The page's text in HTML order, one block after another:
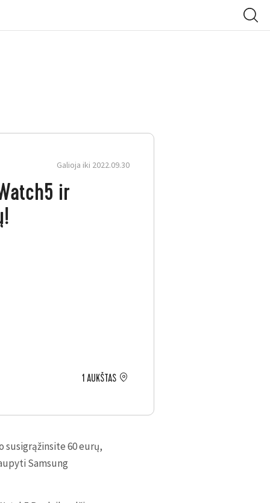
Galioja iki 2022.09.30
ir
1 AUKŠTAS
susigrąžinsite 60 eurų,
Samsung